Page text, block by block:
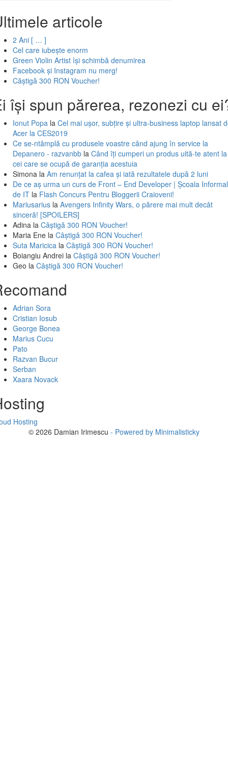
articole
2 Ani [ … ]
Cel care iubește enorm
Green Violin Artist își schimbă denumirea
Facebook și Instagram nu merg!
Câștigă 300 RON Voucher!
își spun părerea, rezonezi cu
Ionut Popa la Cel mai ușor, subțire și ultra-business laptop lansat
Acer la CES2019
Ce se-ntâmplă cu produsele voastre când ajung în service la
Depanero - razvanbb la Când îți cumperi un produs uită-te atent la
cei care se ocupă de garanția acestuia
Simona la Am renunțat la cafea și iată rezultatele după 2 luni
De ce aș urma un curs de Front – End Developer | Școala
de IT la Flash Concurs Pentru Bloggerii Craioveni!
Mariusarius la Avengers Infinity Wars, o părere mai mult decât
sinceră! [SPOILERS]
Adina la Câștigă 300 RON Voucher!
Maria Ene la Câștigă 300 RON Voucher!
Suta Maricica la Câștigă 300 RON Voucher!
Boiangiu Andrei la Câștigă 300 RON Voucher!
Geo la Câștigă 300 RON Voucher!
Adrian Sora
Cristian Iosub
George Bonea
Marius Cucu
Pato
Razvan Bucur
Serban
Xaara Novack
Hosting
© 2026 Damian Irimescu - Powered by Minimalisticky